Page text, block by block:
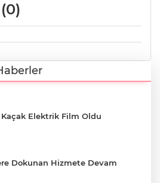
0)
Kaçak Elektrik Film Oldu
Dokunan Hizmete Devam